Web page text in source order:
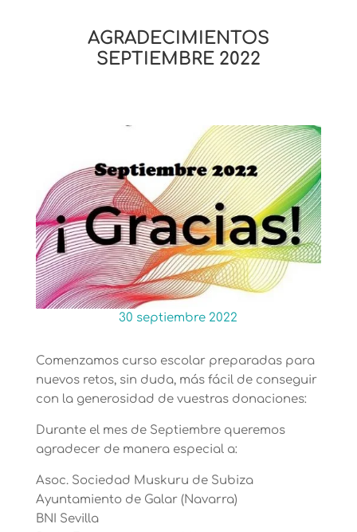
AGRADECIMIENTOS
SEPTIEMBRE 2022
30 septiembre 2022
Comenzamos curso escolar preparadas para
nuevos retos, sin duda, más fácil de conseguir
con la generosidad de vuestras donaciones:
Durante el mes de Septiembre queremos
agradecer de manera especial a:
Asoc. Sociedad Muskuru de Subiza
Ayuntamiento de Galar (Navarra)
BNI Sevilla